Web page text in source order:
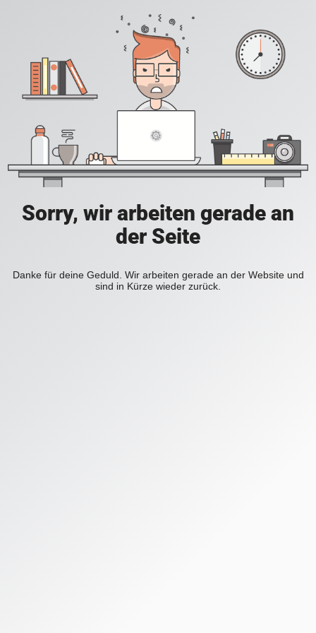
Sorry, wir arbeiten gerade an
der Seite
Danke für deine Geduld. Wir arbeiten gerade an der Website und
sind in Kürze wieder zurück.